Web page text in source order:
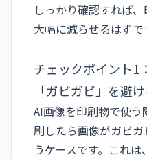
しっかり確認すれば
大幅に減らせるはずで
チェックポイント1
「ガビガビ」を避
AI画像を印刷物で使
刷したら画像がガビ
うケースです。これは、